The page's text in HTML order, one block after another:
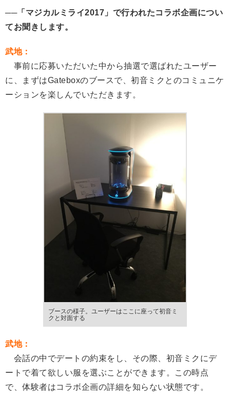
──「マジカルミライ2017」で行われたコラボ企画につい
てお聞きします。
武地：
事前に応募いただいた中から抽選で選ばれたユーザー
に、まずはGateboxのブースで、初音ミクとのコミュニケ
ーションを楽しんでいただきます。
ブースの様子。ユーザーはここに座って初音ミ
クと対面する
武地：
会話の中でデートの約束をし、その際、初音ミクにデ
ートで着て欲しい服を選ぶことができます。この時点
で、体験者はコラボ企画の詳細を知らない状態です。